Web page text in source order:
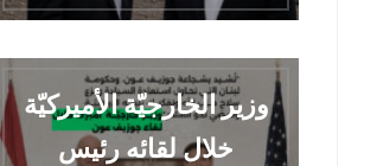
وزير الخارجيّة الأميركيّة
خلال لقائه رئيس